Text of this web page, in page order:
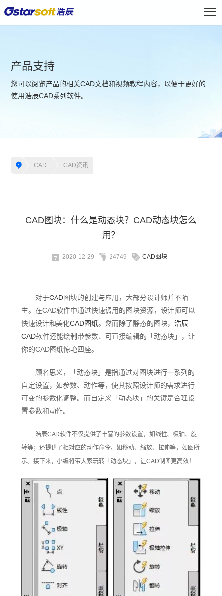
产品支持
您可以阅览产品的相关CAD文档和视频教程内容，以便于更好的
使用浩辰CAD系列软件。
CAD CAD资讯
CAD图块：什么是动态块？CAD动态块怎么
用？
2020-12-29 24749 CAD图块
对于CAD图块的创建与应用，大部分设计师并不陌
生。在CAD软件中通过快速调用的图块资源，设计师可以
快速设计和美化CAD图纸。然而除了静态的图块，浩辰
CAD软件还能绘制带参数、可直接编辑的「动态块」，让
你的CAD图纸惊艳四座。
顾名思义，「动态块」是指通过对图块进行一系列的
自定设置，如参数、动作等，使其按照设计师的需求进行
可变的参数化调整。而自定义「动态块」的关键是合理设
置参数和动作。
浩辰CAD软件不仅提供了丰富的参数设置，如线性、极轴、旋
转等；还提供了相对应的动作命令，如移动、缩放、拉伸等，如图所
示。接下来，小编将带大家玩转「动态块」，让CAD制图更高效！